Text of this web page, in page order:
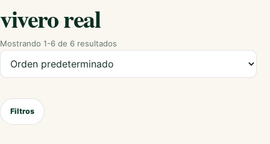
vivero real
Mostrando 1-6 de 6 resultados
Ordenar productos
Filtros